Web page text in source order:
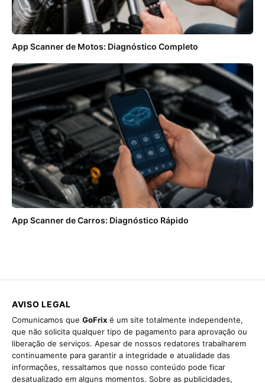
App Scanner de Motos: Diagnóstico Completo
App Scanner de Carros: Diagnóstico Rápido
AVISO LEGAL
Comunicamos que GoFrix é um site totalmente independente,
que não solicita qualquer tipo de pagamento para aprovação ou
liberação de serviços. Apesar de nossos redatores trabalharem
continuamente para garantir a integridade e atualidade das
informações, ressaltamos que nosso conteúdo pode ficar
desatualizado em alguns momentos. Sobre as publicidades,